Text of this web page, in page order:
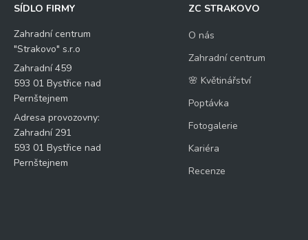
SÍDLO FIRMY
Zahradní centrum
"Strakovo" s.r.o
Zahradní 459
593 01 Bystřice nad
Pernštejnem
Adresa provozovny:
Zahradní 291
593 01 Bystřice nad
Pernštejnem
ZC STRAKOVO
O nás
Zahradní centrum
🌸 Květinářství
Poptávka
Fotogalerie
Kariéra
Recenze